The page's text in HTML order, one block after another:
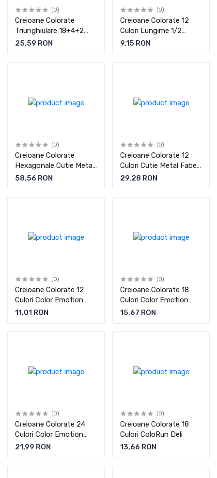
(0)
Creioane Colorate
Triunghiulare 18+4+2
Promo Faber-Castell
25,59 RON
(0)
Creioane Colorate 12
Culori Lungime 1/2
Faber-Castell
9,15 RON
(0)
Creioane Colorate
Hexagonale Cutie Metal
Faber-Castell
58,56 RON
(0)
Creioane Colorate 12
Culori Cutie Metal Faber-
Castell
29,28 RON
(0)
Creioane Colorate 12
Culori Color Emotion
Deli
11,01 RON
(0)
Creioane Colorate 18
Culori Color Emotion
Deli
15,67 RON
(0)
Creioane Colorate 24
Culori Color Emotion
Deli
21,99 RON
(0)
Creioane Colorate 18
Culori ColoRun Deli
13,66 RON